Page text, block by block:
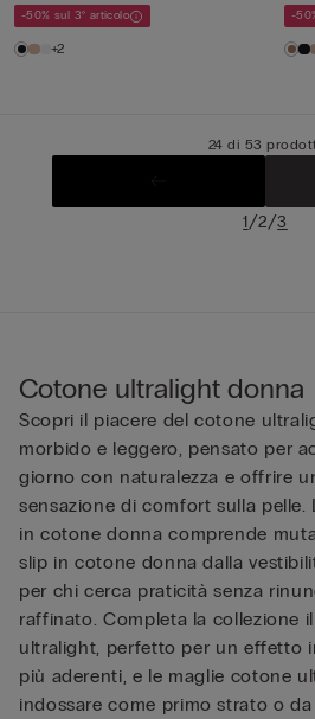
-50% sul 3° articolo
+2
-
24 di 53
1/2/3
Cotone ultralight donna
Scopri il piacere del cotone
morbido e leggero, pensato per
giorno con naturalezza e offrire
sensazione di comfort sulla pelle.
in cotone donna comprende
slip in cotone donna dalla
per chi cerca praticità senza
raffinato. Completa la collezione
ultralight, perfetto per un effetto
più aderenti, e le maglie cotone
indossare come primo strato o